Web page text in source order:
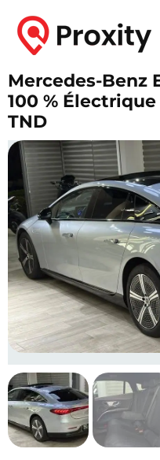
Mercedes-Benz
100 % Électrique
TND